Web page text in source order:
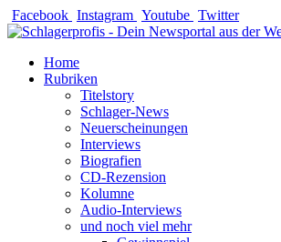
Zum
Inhalt
Facebook Instagram Youtube Twitter
Home
Rubriken
Titelstory
Schlager-News
Neuerscheinungen
Interviews
Biografien
CD-Rezension
Kolumne
Audio-Interviews
und noch viel mehr